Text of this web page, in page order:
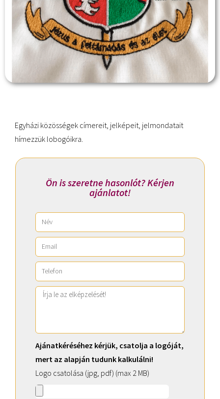
Egyházi közösségek címereit, jelképeit, jelmondatait
hímezzük lobogóikra.
Ön is szeretne hasonlót? Kérjen
ajánlatot!
Ajánatkéréséhez kérjük, csatolja a logóját,
mert az alapján tudunk kalkulálni!
Logo csatolása (jpg, pdf) (max 2 MB)